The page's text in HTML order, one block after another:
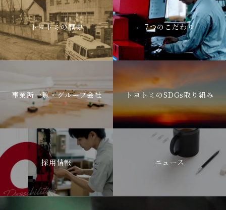
トヨトミの歴史 7つのこだわり
事業所一覧・グループ会社 トヨトミのSDGs取り組み
採用情報 ニュース